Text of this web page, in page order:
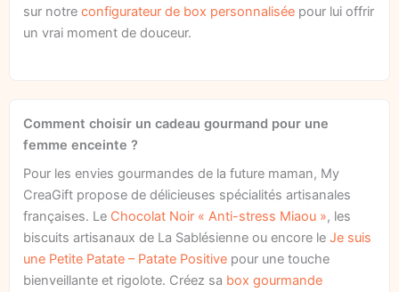
sur notre configurateur de box personnalisée pour lui offrir
un vrai moment de douceur.
Comment choisir un cadeau gourmand pour une
femme enceinte ?
Pour les envies gourmandes de la future maman, My
CreaGift propose de délicieuses spécialités artisanales
françaises. Le Chocolat Noir « Anti-stress Miaou », les
biscuits artisanaux de La Sablésienne ou encore le Je suis
une Petite Patate – Patate Positive pour une touche
bienveillante et rigolote. Créez sa box gourmande